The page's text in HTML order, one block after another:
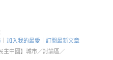
加入我的最愛
訂閱最新文章
主中國】城市／討論區／